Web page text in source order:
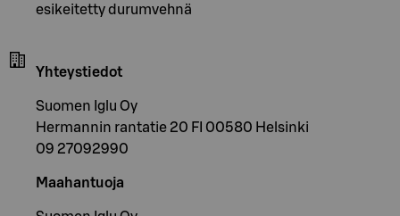
esikeitetty durumvehnä
Yhteystiedot
Suomen Iglu Oy
Hermannin rantatie 20 FI 00580 Helsinki
09 27092990
Maahantuoja